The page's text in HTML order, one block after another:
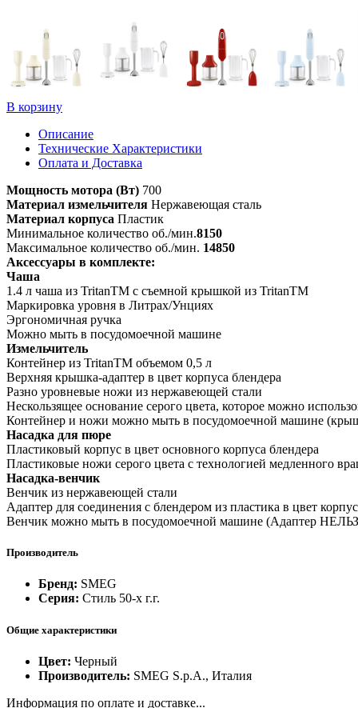
В корзину
Описание
Технические Характеристики
Оплата и Доставка
Мощность мотора (Вт) 700
Материал измельчителя Нержавеющая сталь
Материал корпуса Пластик
Минимальное количество об./мин.8150
Максимальное количество об./мин. 14850
Аксессуары в комплекте:
Чаша
1.4 л чаша из TritanTM с съемной крышкой из TritanTM
Маркировка уровня в Литрах/Унциях
Эргономичная ручка
Можно мыть в посудомоечной машине
Измельчитель
Контейнер из TritanTM объемом 0,5 л
Верхняя крышка-адаптер в цвет корпуса блендера
Разно уровневые ножи из нержавеющей стали
Нескользящее основание серого цвета, которое можно
Контейнер и ножи можно мыть в посудомоечной машине
Насадка для пюре
Пластиковый корпус в цвет основного корпуса блендера
Пластиковые ножи серого цвета с технологией медленного
Насадка-венчик
Венчик из нержавеющей стали
Адаптер для соединения с блендером из пластика в цвет
Венчик можно мыть в посудомоечной машине (Адаптер
Производитель
Бренд: SMEG
Серия: Стиль 50-х г.г.
Общие характеристики
Цвет: Черный
Производитель: SMEG S.p.A., Италия
Информация по оплате и доставке...